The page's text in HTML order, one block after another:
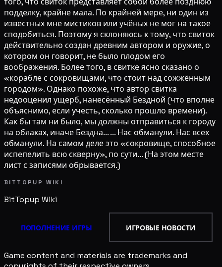
подделку, крайне мала. По крайней мере, ни один из
известных мне мистиков или учёных не мог на такое
сподобиться. Поэтому я склоняюсь к тому, что свиток
действительно создан древним автором и оружие, о
котором он говорит, не было плодом его
воображения. Более того, в свитке ясно сказано о
«корабле с сокровищами, что стоит над сожжённым
городом». Однако похоже, что автор свитка
недооценил ущерб, нанесённый Бездной (что вполне
объяснимо, если учесть, сколько прошло времени).
Как бы там ни было, мы должны отправиться к городу
на облаках, иначе Бездна... ... Нас обманули. Нас всех
обманули. На самом деле это «сокровище, способное
испепелить всю скверну», по сути... (На этом месте
лист с записями обрывается.)
BITTOPUP WIKI
BitTopup Wiki
ПОПОЛНЕНИЕ ИГРЫ ИГРОВЫЕ НОВОСТИ
Game content and materials are trademarks and